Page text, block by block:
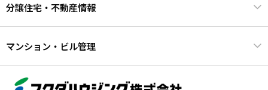
分譲住宅・不動産情報
マンション・ビル管理